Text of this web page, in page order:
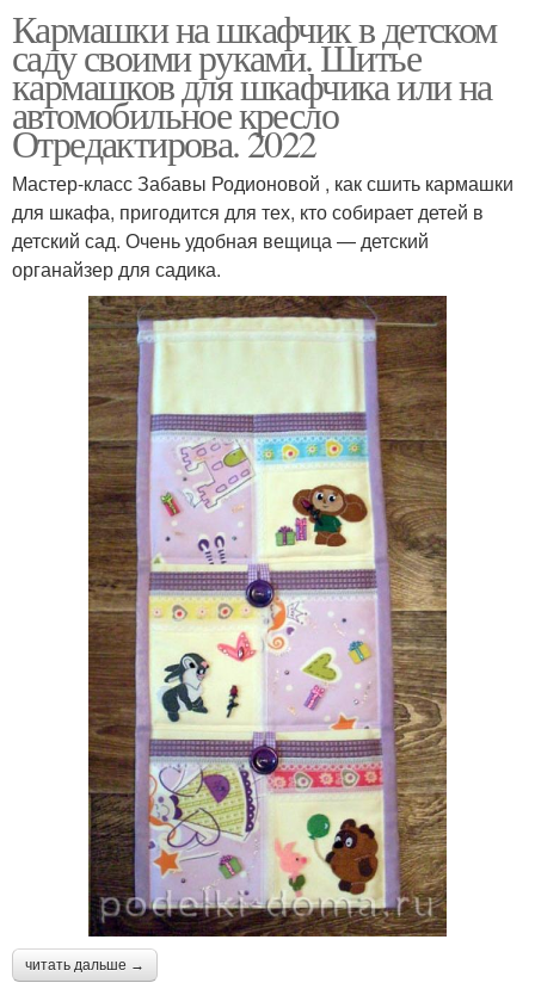
Кармашки на шкафчик в детском
саду своими руками. Шитье
кармашков для шкафчика или на
автомобильное кресло
Отредактирова. 2022
Мастер-класс Забавы Родионовой , как сшить кармашки
для шкафа, пригодится для тех, кто собирает детей в
детский сад. Очень удобная вещица — детский
органайзер для садика.
читать дальше →